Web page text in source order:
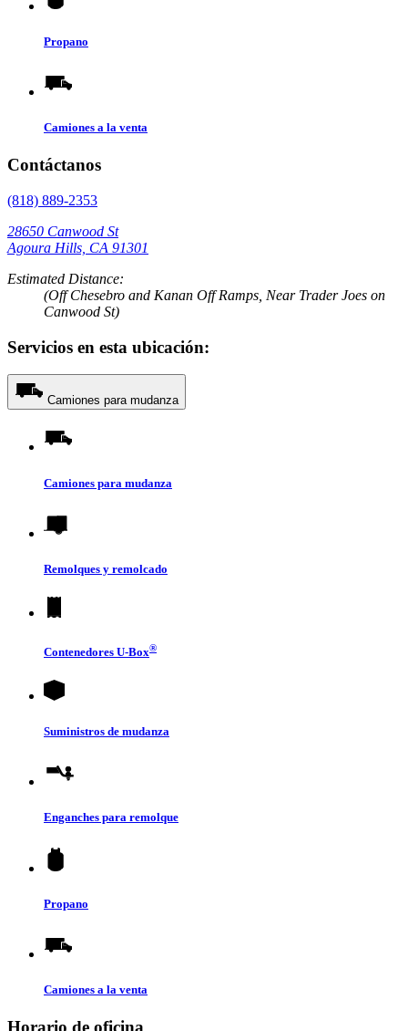
Propano
Camiones a la venta
Contáctanos
(818) 889-2353
28650 Canwood St
Agoura Hills, CA 91301
Estimated Distance:
(Off Chesebro and Kanan Off Ramps, Near Trader Joes on
Canwood St)
Servicios en esta ubicación:
Camiones para mudanza
Camiones para mudanza
Remolques y remolcado
Contenedores U-Box®
Suministros de mudanza
Enganches para remolque
Propano
Camiones a la venta
Horario de oficina